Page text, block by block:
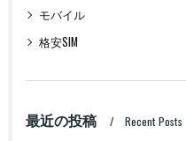
モバイル
格安SIM
最近の投稿 Recent Posts